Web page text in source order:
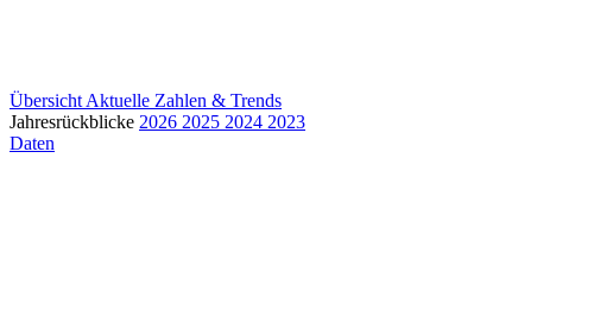
Übersicht Aktuelle Zahlen & Trends
Jahresrückblicke 2026 2025 2024 2023
Daten